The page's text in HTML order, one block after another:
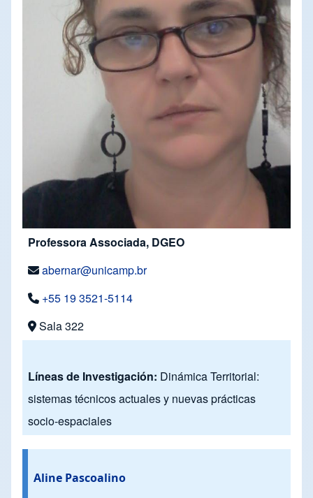
Professora Associada, DGEO
abernar@unicamp.br
+55 19 3521-5114
Sala 322
Líneas de Investigación: Dinámica Territorial:
sistemas técnicos actuales y nuevas prácticas
socio-espaciales
Aline Pascoalino